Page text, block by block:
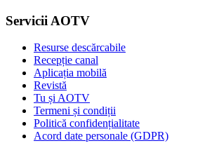
Servicii AOTV
Resurse descărcabile
Recepție canal
Aplicația mobilă
Revistă
Tu și AOTV
Termeni și condiții
Politică confidențialitate
Acord date personale (GDPR)